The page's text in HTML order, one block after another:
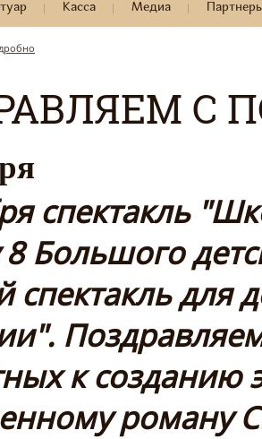
Касса Медиа
С
спектакль
8 Большого
для
к созданию
роману